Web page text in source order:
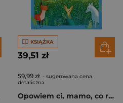
KSIĄŻKA
39,51 zł
59,99 zł - sugerowana cena
detaliczna
Opowiem ci, mamo, co robią lisy